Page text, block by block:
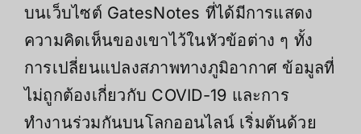
บนเว็บไซต์ GatesNotes ที่ได้มีการแสดง
ความคิดเห็นของเขาไว้ในหัวข้อต่าง ๆ ทั้ง
การเปลี่ยนแปลงสภาพทางภูมิอากาศ ข้อมูลที่
ไม่ถูกต้องเกี่ยวกับ COVID-19 และการ
ทำงานร่วมกันบนโลกออนไลน์ เริ่มต้นด้วย